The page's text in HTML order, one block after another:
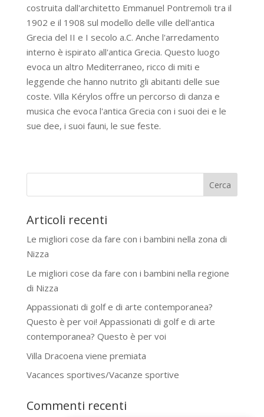
costruita dall'architetto Emmanuel Pontremoli tra il
1902 e il 1908 sul modello delle ville dell'antica
Grecia del II e I secolo a.C. Anche l'arredamento
interno è ispirato all'antica Grecia. Questo luogo
evoca un altro Mediterraneo, ricco di miti e
leggende che hanno nutrito gli abitanti delle sue
coste. Villa Kérylos offre un percorso di danza e
musica che evoca l'antica Grecia con i suoi dei e le
sue dee, i suoi fauni, le sue feste.
Articoli recenti
Le migliori cose da fare con i bambini nella zona di
Nizza
Le migliori cose da fare con i bambini nella regione
di Nizza
Appassionati di golf e di arte contemporanea?
Questo è per voi! Appassionati di golf e di arte
contemporanea? Questo è per voi
Villa Dracoena viene premiata
Vacances sportives/Vacanze sportive
Commenti recenti